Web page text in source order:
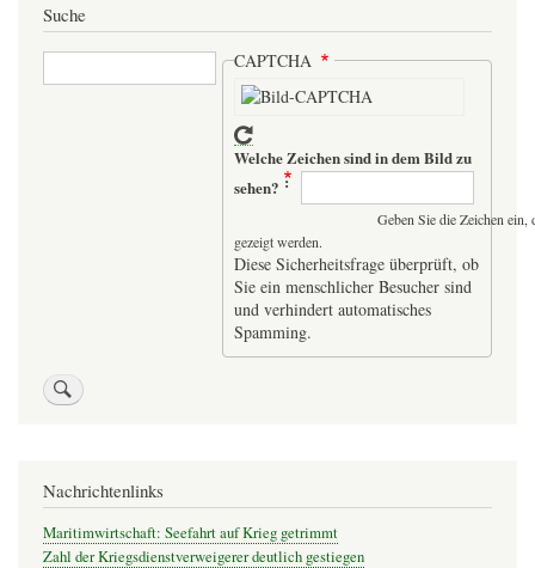
Suche
Suche CAPTCHA
Welche Zeichen sind in dem Bild zu
sehen?
Geben Sie die Zeichen
gezeigt werden.
Diese Sicherheitsfrage überprüft, ob
Sie ein menschlicher Besucher sind
und verhindert automatisches
Spamming.
Nachrichtenlinks
Maritimwirtschaft: Seefahrt auf Krieg getrimmt
Zahl der Kriegsdienstverweigerer deutlich gestiegen